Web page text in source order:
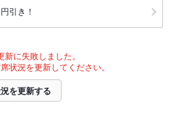
引き！
に失敗しました。
状況を更新してください。
を更新する